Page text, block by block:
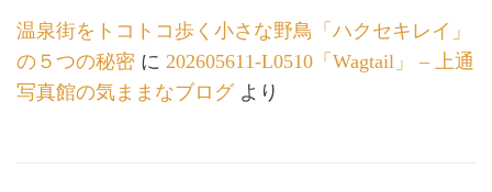
温泉街をトコトコ歩く小さな野鳥「ハクセキレイ」
の５つの秘密 に 202605611-L0510「Wagtail」 – 上通
写真館の気ままなブログより